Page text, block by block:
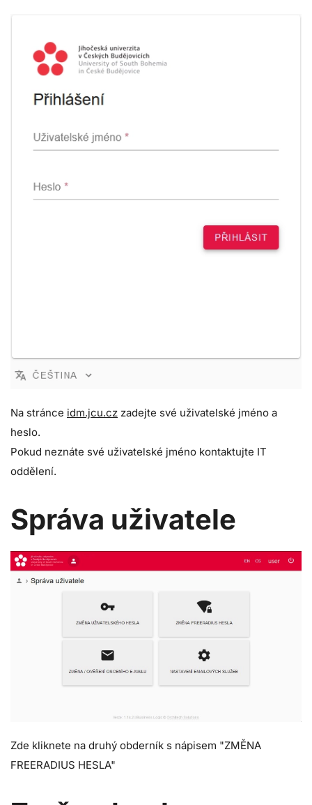
Na stránce idm.jcu.cz zadejte své uživatelské jméno a
heslo.
Pokud neznáte své uživatelské jméno kontaktujte IT
oddělení.
Správa uživatele
Zde kliknete na druhý obderník s nápisem "ZMĚNA
FREERADIUS HESLA"